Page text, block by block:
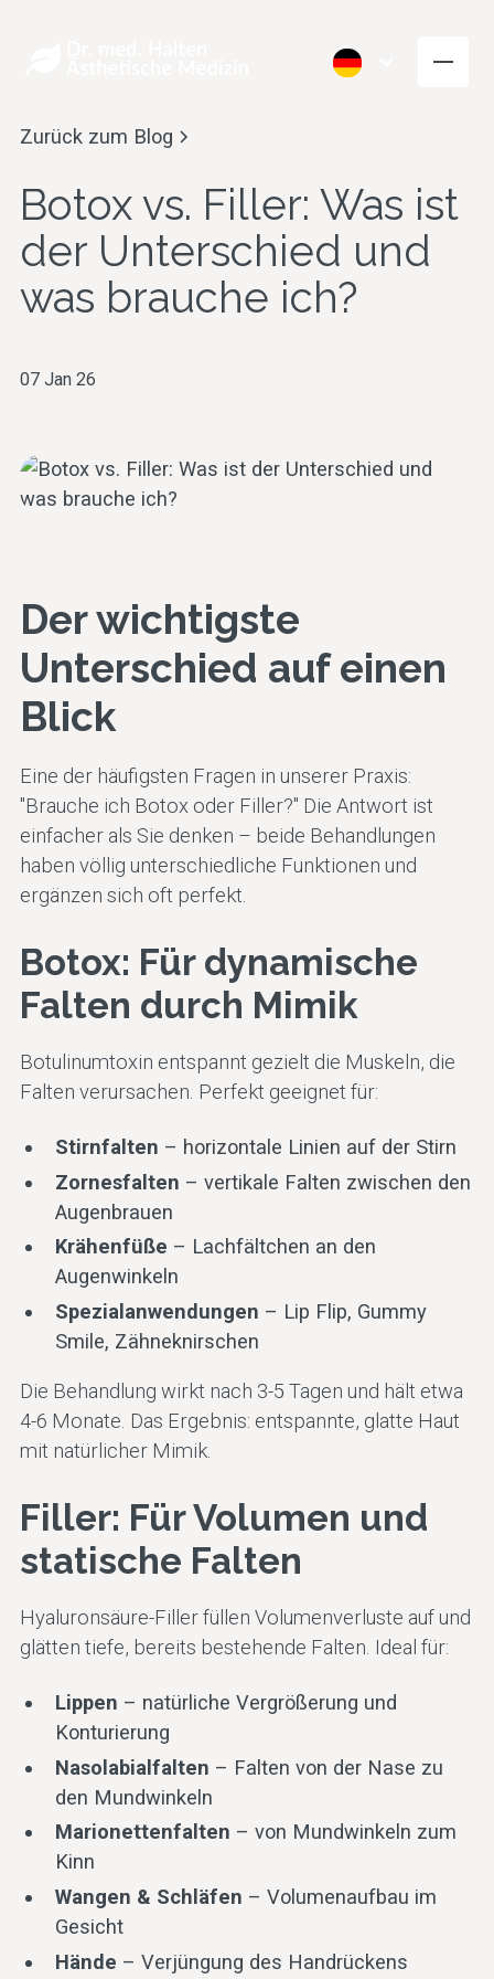
Hautqualität
Medizinische
Behandlungen
Zurück zum Blog
Botox vs. Filler: Was ist
der Unterschied und
was brauche ich?
07 Jan 26
Der wichtigste
Unterschied auf einen
Blick
Eine der häufigsten Fragen in unserer Praxis:
"Brauche ich Botox oder Filler?" Die Antwort ist
einfacher als Sie denken – beide Behandlungen
haben völlig unterschiedliche Funktionen und
ergänzen sich oft perfekt.
Botox: Für dynamische
Falten durch Mimik
Botulinumtoxin entspannt gezielt die Muskeln, die
Falten verursachen. Perfekt geeignet für:
Stirnfalten – horizontale Linien auf der Stirn
Zornesfalten – vertikale Falten zwischen den
Augenbrauen
Krähenfüße – Lachfältchen an den
Augenwinkeln
Spezialanwendungen – Lip Flip, Gummy
Smile, Zähneknirschen
Die Behandlung wirkt nach 3-5 Tagen und hält etwa
4-6 Monate. Das Ergebnis: entspannte, glatte Haut
mit natürlicher Mimik.
Filler: Für Volumen und
statische Falten
Hyaluronsäure-Filler füllen Volumenverluste auf und
glätten tiefe, bereits bestehende Falten. Ideal für:
Lippen – natürliche Vergrößerung und
Konturierung
Nasolabialfalten – Falten von der Nase zu
den Mundwinkeln
Marionettenfalten – von Mundwinkeln zum
Kinn
Wangen & Schläfen – Volumenaufbau im
Gesicht
Hände – Verjüngung des Handrückens